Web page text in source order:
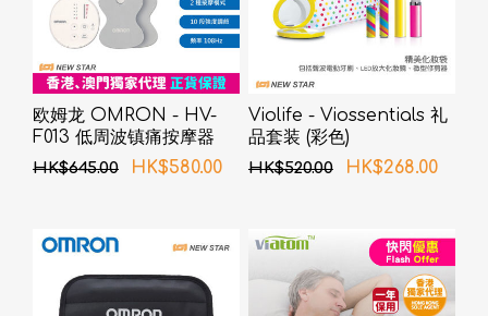
欧姆龙 OMRON - HV-
F013 低周波镇痛按摩器
HK$645.00 HK$580.00
Violife - Viossentials 礼
品套装 (彩色)
HK$520.00 HK$268.00